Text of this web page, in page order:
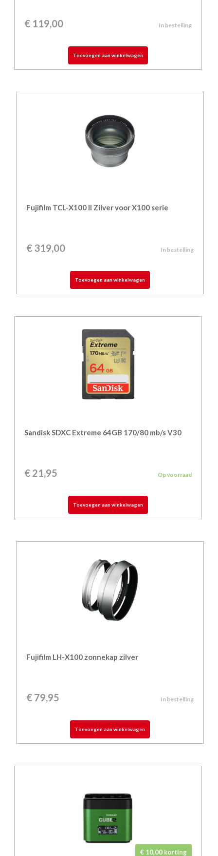
€ 119,00 In bestelling
Toevoegen aan winkelwagen
Fujifilm TCL-X100 II Zilver voor X100 serie
€319,00 In bestelling
Toevoegen aan winkelwagen
Sandisk SDXC Extreme 64GB 170/80 mb/s V30
€ 21,95 Op voorraad
Toevoegen aan winkelwagen
Fujifilm LH-X100 zonnekap zilver
€79,95 In bestelling
Toevoegen aan winkelwagen
€ 10,00 korting